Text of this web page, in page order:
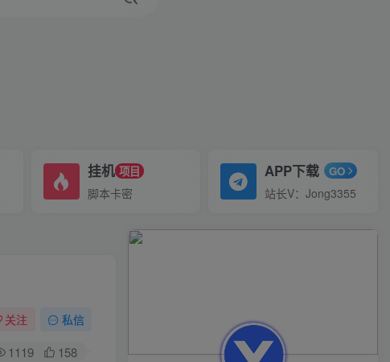
挂机 项目
脚本卡密
APP下载 GO
站长V：Jong3355
关注 私信
1119 158